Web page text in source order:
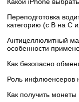
Переподготовка
категорию (с B на C
Антицеллюлитный
особенности
Как безопасно
Роль инфлюенсеров
Как получить монеты